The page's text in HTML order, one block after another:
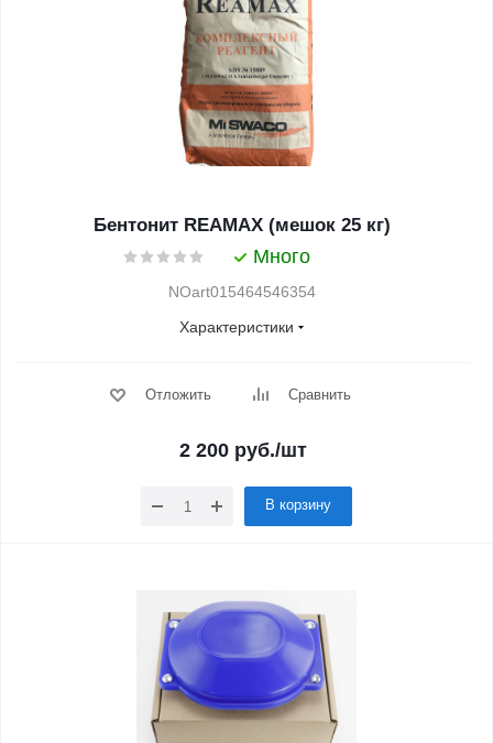
Бентонит REAMAX (мешок 25 кг)
Много
NOart015464546354
Характеристики
Отложить Сравнить
2 200руб./шт
В корзину